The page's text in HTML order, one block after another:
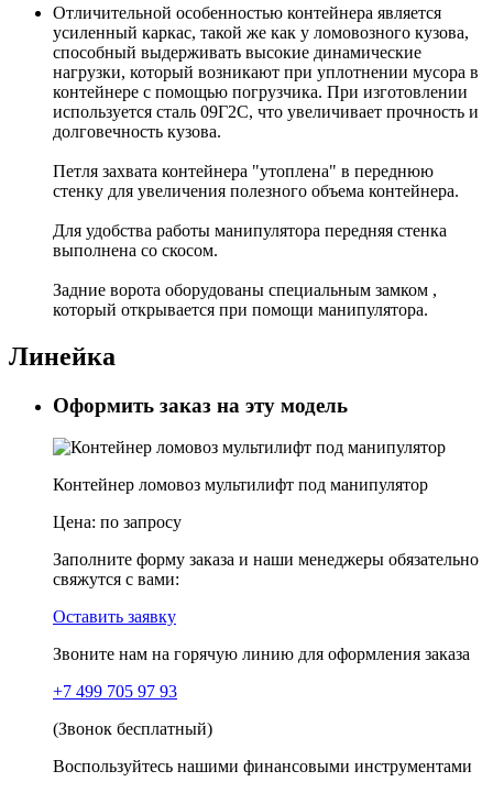
Отличительной особенностью контейнера является
усиленный каркас, такой же как у ломовозного кузова,
способный выдерживать высокие динамические
нагрузки, который возникают при уплотнении мусора в
контейнере с помощью погрузчика. При изготовлении
используется сталь 09Г2С, что увеличивает прочность и
долговечность кузова.
Петля захвата контейнера "утоплена" в переднюю
стенку для увеличения полезного объема контейнера.
Для удобства работы манипулятора передняя стенка
выполнена со скосом.
Задние ворота оборудованы специальным замком ,
который открывается при помощи манипулятора.
Линейка
Оформить заказ на эту модель
Контейнер ломовоз мультилифт под манипулятор
Цена: по запросу
Заполните форму заказа и наши менеджеры обязательно
свяжутся с вами:
Оставить заявку
Звоните нам на горячую линию для оформления заказа
+7 499 705 97 93
(Звонок бесплатный)
Воспользуйтесь нашими финансовыми инструментами